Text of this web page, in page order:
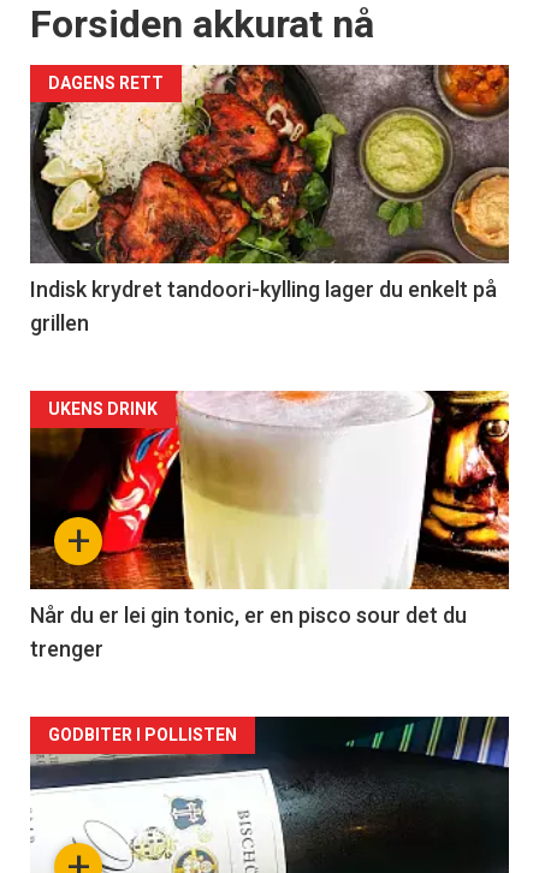
Forsiden akkurat nå
DAGENS RETT
Indisk krydret tandoori-kylling lager du enkelt på
grillen
Forsiden
akkurat
nå
-
2
+
UKENS DRINK
Når du er lei gin tonic, er en pisco sour det du
trenger
Forsiden
akkurat
nå
GODBITER I POLLISTEN